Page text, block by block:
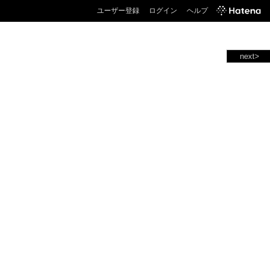
ユーザー登録 ログイン ヘルプ
next>